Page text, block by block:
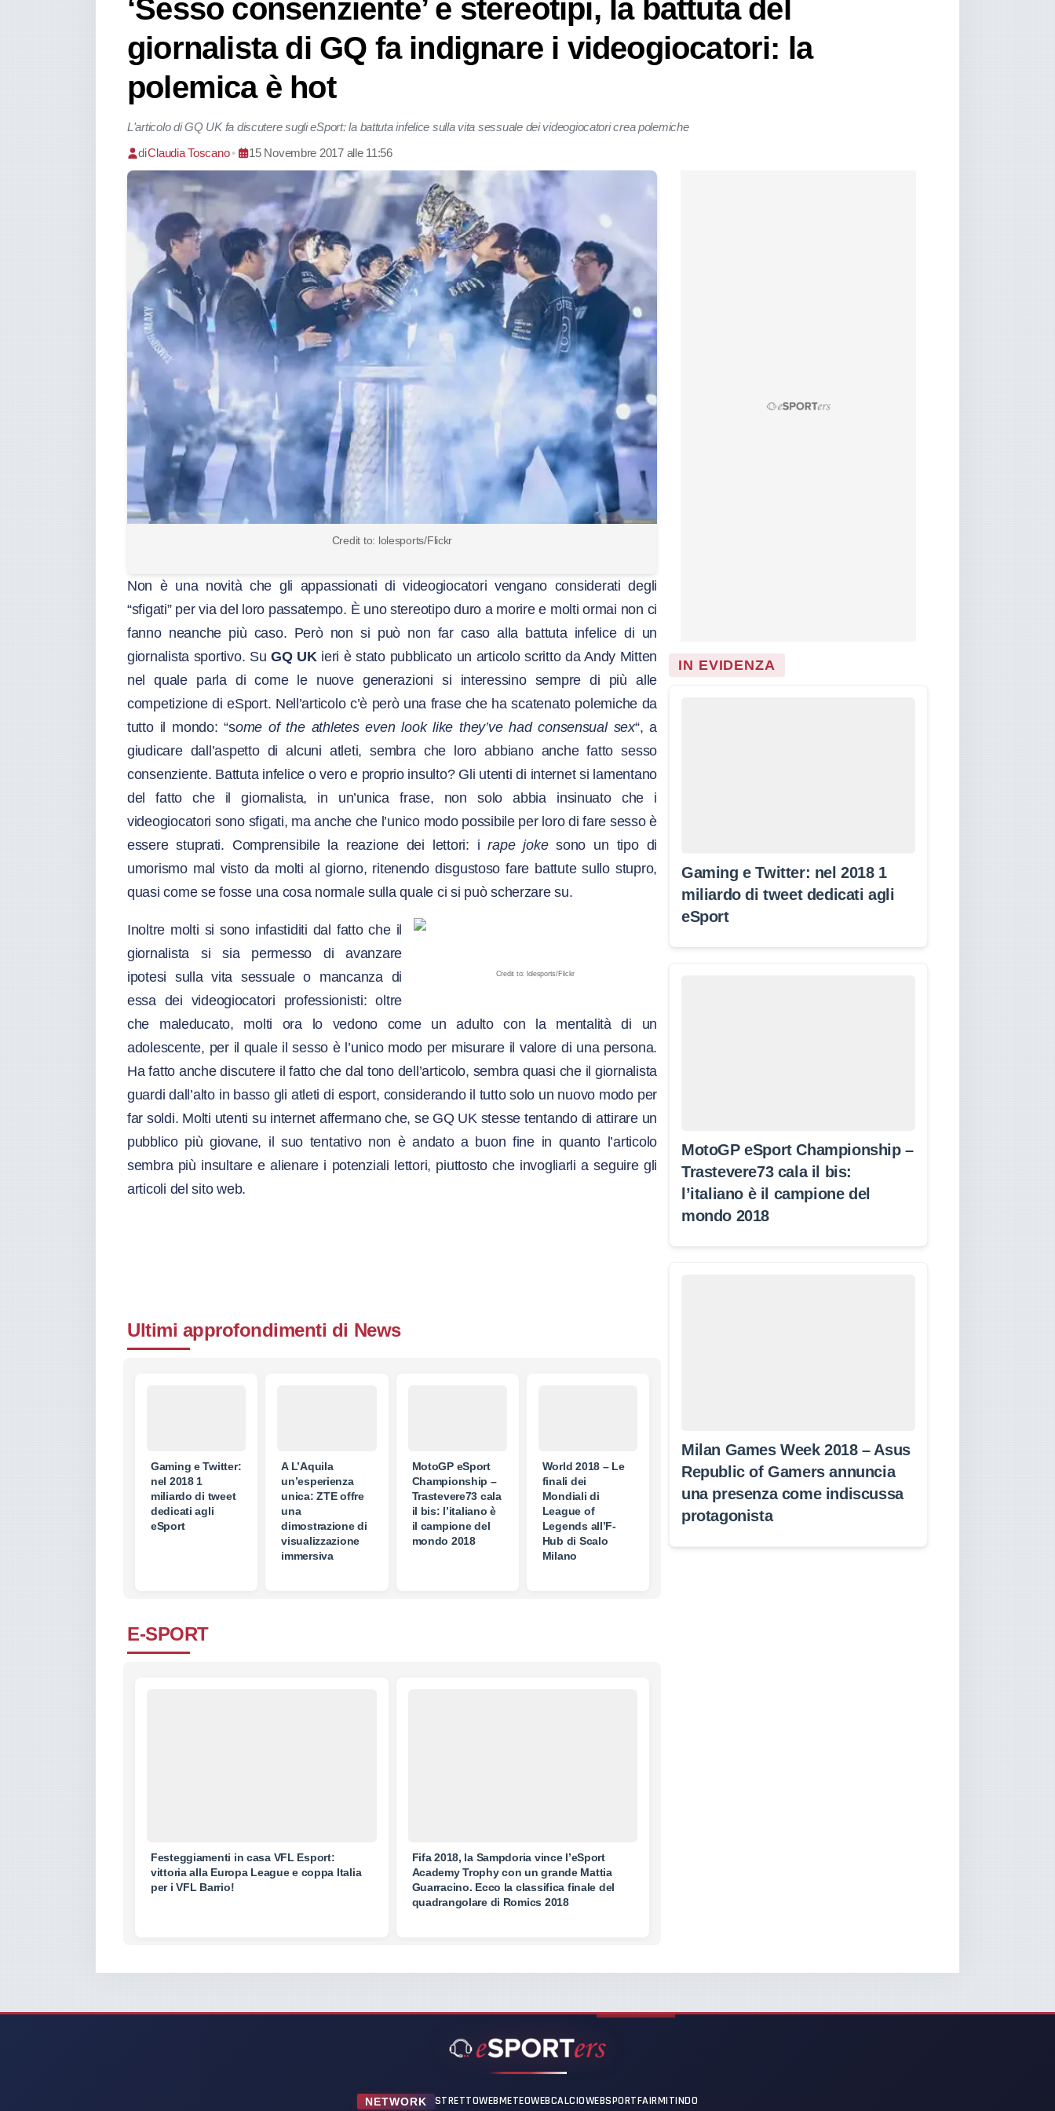
‘Sesso consenziente’ e stereotipi, la battuta del
giornalista di GQ fa indignare i videogiocatori: la
polemica è hot
L'articolo di GQ UK fa discutere sugli eSport: la battuta infelice sulla vita sessuale dei videogiocatori crea polemiche
diClaudia Toscano • 15 Novembre 2017 alle 11:56
Credit to: lolesports/Flickr
Non è una novità che gli appassionati di videogiocatori vengano considerati degli
“sfigati” per via del loro passatempo. È uno stereotipo duro a morire e molti ormai non ci
fanno neanche più caso. Però non si può non far caso alla battuta infelice di un
giornalista sportivo. SuGQ UKieri è stato pubblicato un articolo scritto da Andy Mitten
nel quale parla di come le nuove generazioni si interessino sempre di più alle
competizione di eSport. Nell’articolo c’è però una frase che ha scatenato polemiche da
tutto il mondo: “some of the athletes even look like they’ve had consensual sex“, a
giudicare dall’aspetto di alcuni atleti, sembra che loro abbiano anche fatto sesso
consenziente. Battuta infelice o vero e proprio insulto? Gli utenti di internet si lamentano
del fatto che il giornalista, in un’unica frase, non solo abbia insinuato che i
videogiocatori sono sfigati, ma anche che l’unico modo possibile per loro di fare sesso è
essere stuprati. Comprensibile la reazione dei lettori: irape jokesono un tipo di
umorismo mal visto da molti al giorno, ritenendo disgustoso fare battute sullo stupro,
quasi come se fosse una cosa normale sulla quale ci si può scherzare su.
Credit to: lolesports/Flickr
Inoltre molti si sono infastiditi dal fatto che il
giornalista si sia permesso di avanzare
ipotesi sulla vita sessuale o mancanza di
essa dei videogiocatori professionisti: oltre
che maleducato, molti ora lo vedono come un adulto con la mentalità di un
adolescente, per il quale il sesso è l’unico modo per misurare il valore di una persona.
Ha fatto anche discutere il fatto che dal tono dell’articolo, sembra quasi che il giornalista
guardi dall’alto in basso gli atleti di esport, considerando il tutto solo un nuovo modo per
far soldi. Molti utenti su internet affermano che, se GQ UK stesse tentando di attirare un
pubblico più giovane, il suo tentativo non è andato a buon fine in quanto l’articolo
sembra più insultare e alienare i potenziali lettori, piuttosto che invogliarli a seguire gli
articoli del sito web.
Ultimi approfondimenti di News
Gaming e Twitter:
nel 2018 1
miliardo di tweet
dedicati agli
eSport
A L’Aquila
un’esperienza
unica: ZTE offre
una
dimostrazione di
visualizzazione
immersiva
MotoGP eSport
Championship –
Trastevere73 cala
il bis: l’italiano è
il campione del
mondo 2018
World 2018 – Le
finali dei
Mondiali di
League of
Legends all’F-
Hub di Scalo
Milano
E-SPORT
Festeggiamenti in casa VFL Esport:
vittoria alla Europa League e coppa Italia
per i VFL Barrio!
Fifa 2018, la Sampdoria vince l’eSport
Academy Trophy con un grande Mattia
Guarracino. Ecco la classifica finale del
quadrangolare di Romics 2018
IN EVIDENZA
Gaming e Twitter: nel 2018 1
miliardo di tweet dedicati agli
eSport
MotoGP eSport Championship –
Trastevere73 cala il bis:
l’italiano è il campione del
mondo 2018
Milan Games Week 2018 – Asus
Republic of Gamers annuncia
una presenza come indiscussa
protagonista
NETWORK STRETTOWEBMETEOWEBCALCIOWEBSPORTFAIRMITINDO